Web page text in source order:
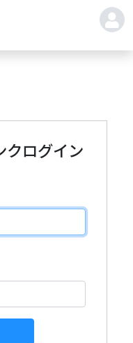
クログイン